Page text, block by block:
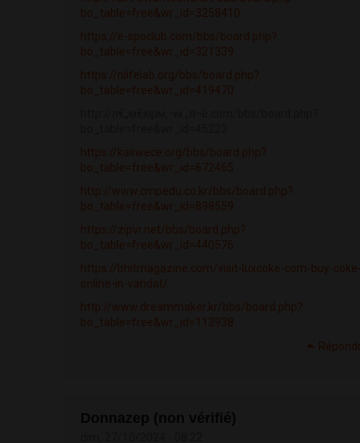
bo_table=free&wr_id=3258410
https://e-spoclub.com/bbs/board.php?
bo_table=free&wr_id=321339
https://nlifelab.org/bbs/board.php?
bo_table=free&wr_id=419470
https://kaswece.org/bbs/board.php?
bo_table=free&wr_id=672465
http://www.cmpedu.co.kr/bbs/board.php?
bo_table=free&wr_id=898559
https://zipvr.net/bbs/board.php?
bo_table=free&wr_id=440576
https://bhitmagazine.com/visit-luxcoke-com-buy-
online-in-vahdat/
http://www.dreammaker.kr/bbs/board.php?
bo_table=free&wr_id=113938